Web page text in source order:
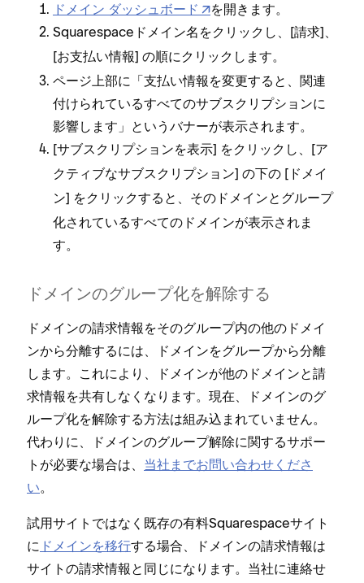
ドメイン ダ⁠ッシ⁠ュボ⁠ード
を開きます⁠。
Squarespaceドメイン名をクリ⁠ックし⁠、[⁠請求⁠]⁠、
[⁠お支払い情報⁠] の順にクリ⁠ックします⁠。
ペ⁠ージ上部に「⁠支払い情報を変更すると⁠、関連
付けられているすべてのサブスクリプシ⁠ョンに
影響します⁠」というバナ⁠ーが表示されます⁠。
[⁠サブスクリプシ⁠ョンを表示⁠] をクリ⁠ックし⁠、[⁠ア
クテ⁠ィブなサブスクリプシ⁠ョン⁠] の下の [⁠ ドメイ
ン⁠] をクリ⁠ックすると⁠、そのドメインとグル⁠ープ
化されているすべてのドメインが表示されま
す⁠。
ドメインのグル⁠ープ化を解除する
ドメインの請求情報をそのグル⁠ープ内の他のドメイ
ンから分離するには⁠、ドメインをグル⁠ープから分離
します⁠。これにより⁠、ドメインが他のドメインと請
求情報を共有しなくなります⁠。現在⁠、ドメインのグ
ル⁠ープ化を解除する方法は組み込まれていません⁠。
代わりに⁠、ドメインのグル⁠ープ解除に関するサポ⁠ー
トが必要な場合は⁠、 当社までお問い合わせくださ
い⁠。
試用サイトではなく既存の有料Squarespaceサイト
に ドメインを移行する場合⁠、ドメインの請求情報は
サイトの請求情報と同じになります⁠。当社に連絡せ